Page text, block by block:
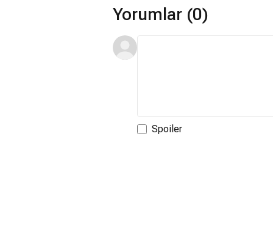
Yorumlar (0)
Spoiler